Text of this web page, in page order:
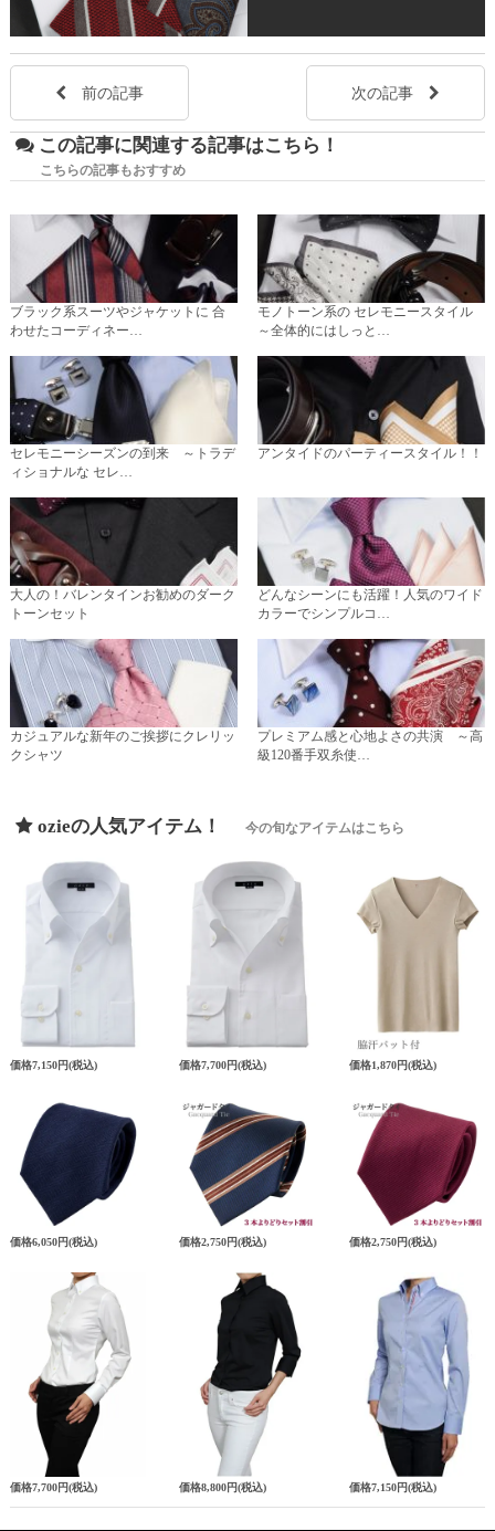
前の記事 次の記事
この記事に関連する記事はこちら！
こちらの記事もおすすめ
ブラック系スーツやジャケットに 合
わせたコーディネー…
モノトーン系の セレモニースタイル
～全体的にはしっと…
セレモニーシーズンの到来 ～トラデ
ィショナルな セレ…
アンタイドのパーティースタイル！！
大人の！バレンタインお勧めのダーク
トーンセット
どんなシーンにも活躍！人気のワイド
カラーでシンプルコ…
カジュアルな新年のご挨拶にクレリッ
クシャツ
プレミアム感と心地よさの共演 ～高
級120番手双糸使…
ozieの人気アイテム！ 今の旬なアイテムはこちら
価格7,150円(税込) 価格7,700円(税込) 価格1,870円(税込)
価格6,050円(税込) 価格2,750円(税込) 価格2,750円(税込)
価格7,700円(税込) 価格8,800円(税込) 価格7,150円(税込)